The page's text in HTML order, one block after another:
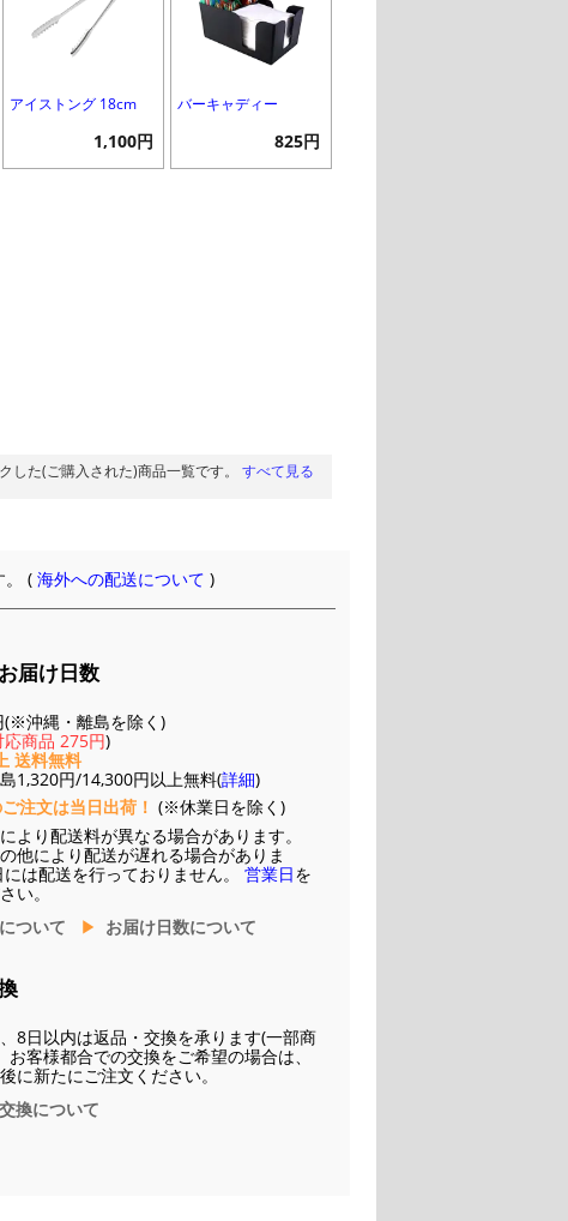
アイストング 18cm
1,100円
バーキャディー
825円
した(ご購入された)商品一覧です。 すべて見る
。 (海外への配送について )
届け日数
(※沖縄・離島を除く)
応商品 275円)
送料無料
1,320円/14,300円以上無料(詳細)
注文は当日出荷！ (※休業日を除く)
より配送料が異なる場合があります。
他により配送が遅れる場合がありま
は配送を行っておりません。 営業日を
い。
ついて
お届け日数について
8日以内は返品・交換を承ります(一部商
お客様都合での交換をご希望の場合は、
に新たにご注文ください。
換について